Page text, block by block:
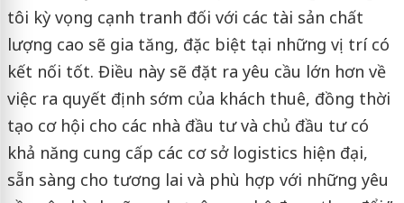
tôi kỳ vọng cạnh tranh đối với các tài sản chất
lượng cao sẽ gia tăng, đặc biệt tại những vị trí có
kết nối tốt. Điều này sẽ đặt ra yêu cầu lớn hơn về
việc ra quyết định sớm của khách thuê, đồng thời
tạo cơ hội cho các nhà đầu tư và chủ đầu tư có
khả năng cung cấp các cơ sở logistics hiện đại,
sẵn sàng cho tương lai và phù hợp với những yêu